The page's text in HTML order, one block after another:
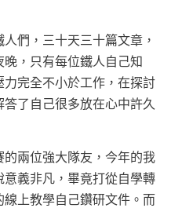
們，三十天三十篇文章，
，只有每位鐵人自己知
完全不小於工作，在探討
了自己很多放在心中許久
兩位強大隊友，今年的我
義非凡，畢竟打從自學轉
上教學自己鑽研文件。而